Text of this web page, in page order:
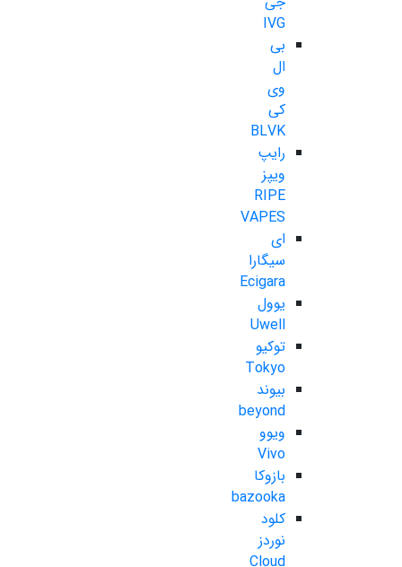
IVG
بی
ال
وی
کی
BLVK
رایپ
ویپز
RIPE
VAPES
ای
سیگارا
Ecigara
یوول
Uwell
توکیو
Tokyo
بیوند
beyond
ویوو
Vivo
بازوکا
bazooka
کلود
نوردز
Cloud